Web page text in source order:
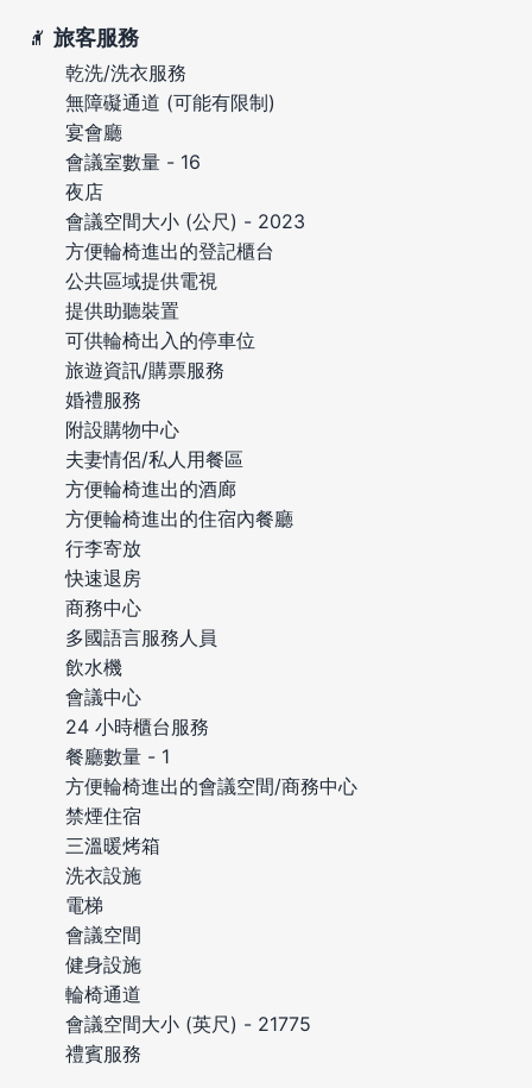
旅客服務
乾洗/洗衣服務
無障礙通道 (可能有限制)
宴會廳
會議室數量 - 16
夜店
會議空間大小 (公尺) - 2023
方便輪椅進出的登記櫃台
公共區域提供電視
提供助聽裝置
可供輪椅出入的停車位
旅遊資訊/購票服務
婚禮服務
附設購物中心
夫妻情侶/私人用餐區
方便輪椅進出的酒廊
方便輪椅進出的住宿內餐廳
行李寄放
快速退房
商務中心
多國語言服務人員
飲水機
會議中心
24 小時櫃台服務
餐廳數量 - 1
方便輪椅進出的會議空間/商務中心
禁煙住宿
三溫暖烤箱
洗衣設施
電梯
會議空間
健身設施
輪椅通道
會議空間大小 (英尺) - 21775
禮賓服務